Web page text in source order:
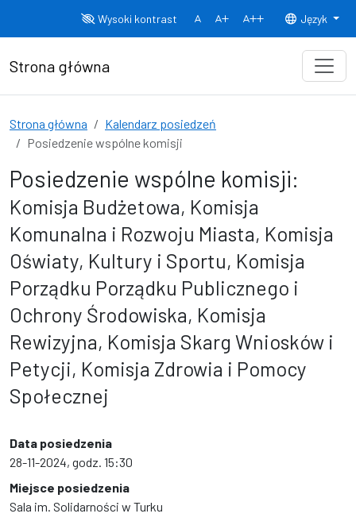
Wysoki kontrast
Normalny rozmiar czcionki
Rozmiar czcionki 150% Rozmiar
Język
Strona główna
Strona główna
Kalendarz posiedzeń
Posiedzenie wspólne komisji
Posiedzenie wspólne komisji:
Komisja Budżetowa, Komisja
Komunalna i Rozwoju Miasta, Komisja
Oświaty, Kultury i Sportu, Komisja
Porządku Porządku Publicznego i
Ochrony Środowiska, Komisja
Rewizyjna, Komisja Skarg Wniosków i
Petycji, Komisja Zdrowia i Pomocy
Społecznej
Data posiedzenia
28-11-2024, godz. 15:30
Miejsce posiedzenia
Sala im. Solidarności w Turku